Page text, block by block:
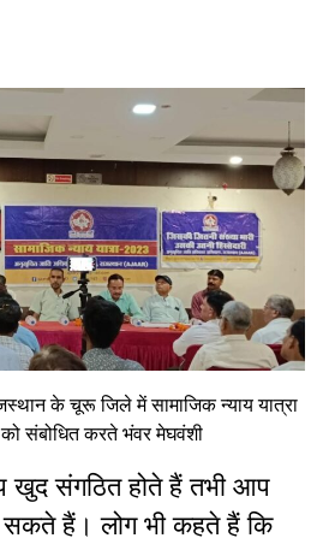
के चूरू जिले में सामाजिक न्याय यात्रा
संबोधित करते भंवर मेघवंशी
खुद संगठित होते हैं तभी आप
हैं। लोग भी कहते हैं कि